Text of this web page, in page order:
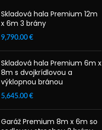
Skladová hala Premium 12m
x 6m 3 brány
9,790.00 €
Skladová hala Premium 6m x
8m s dvojkrídlovou a
výklopnou bránou
5,645.00 €
Garáž Premium 8m x 6m so